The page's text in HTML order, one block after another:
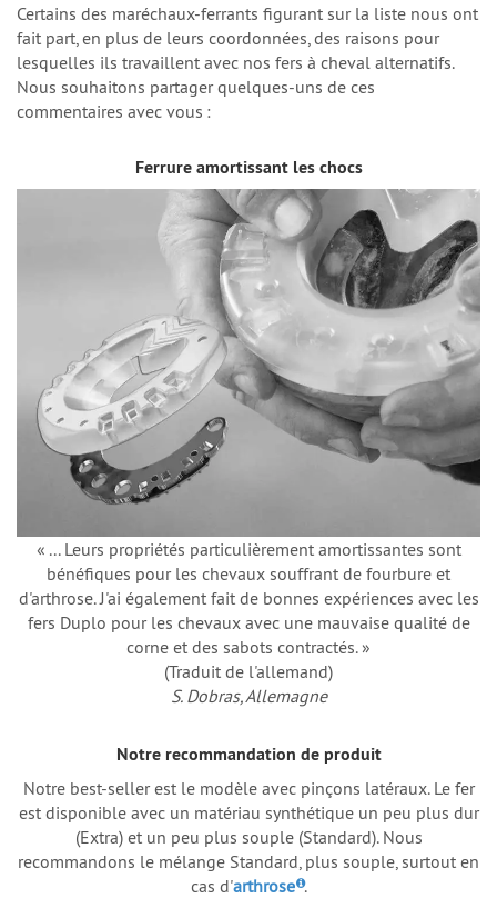
Certains des maréchaux-ferrants figurant sur la liste nous ont
fait part, en plus de leurs coordonnées, des raisons pour
lesquelles ils travaillent avec nos fers à cheval alternatifs.
Nous souhaitons partager quelques-uns de ces
commentaires avec vous :
Ferrure amortissant les chocs
« ... Leurs propriétés particulièrement amortissantes sont
bénéfiques pour les chevaux souffrant de fourbure et
d'arthrose. J'ai également fait de bonnes expériences avec les
fers Duplo pour les chevaux avec une mauvaise qualité de
corne et des sabots contractés. »
(Traduit de l'allemand)
S. Dobras, Allemagne
Notre recommandation de produit
Notre best-seller est le modèle avec pinçons latéraux. Le fer
est disponible avec un matériau synthétique un peu plus dur
(Extra) et un peu plus souple (Standard). Nous
recommandons le mélange Standard, plus souple, surtout en
cas d'arthrose .